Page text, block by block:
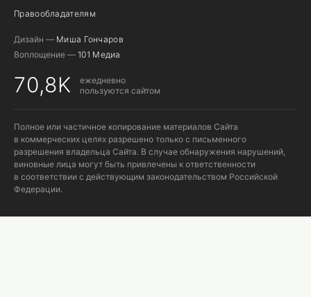
Правообладателям
Дизайн — Миша Гончаров
Воплощение — 101 Медиа
70,8K
ежедневно
пользуются сайтом
Полное или частичное копирование материалов Сайта
в коммерческих целях разрешено только с письменного
разрешения владельца Сайта. В случае обнаружения нарушений,
виновные лица могут быть привлечены к ответственности
в соответствии с действующим законодательством Российской
Федерации.